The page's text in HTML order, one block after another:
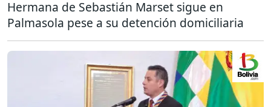
Hermana de Sebastián Marset sigue en
Palmasola pese a su detención domiciliaria